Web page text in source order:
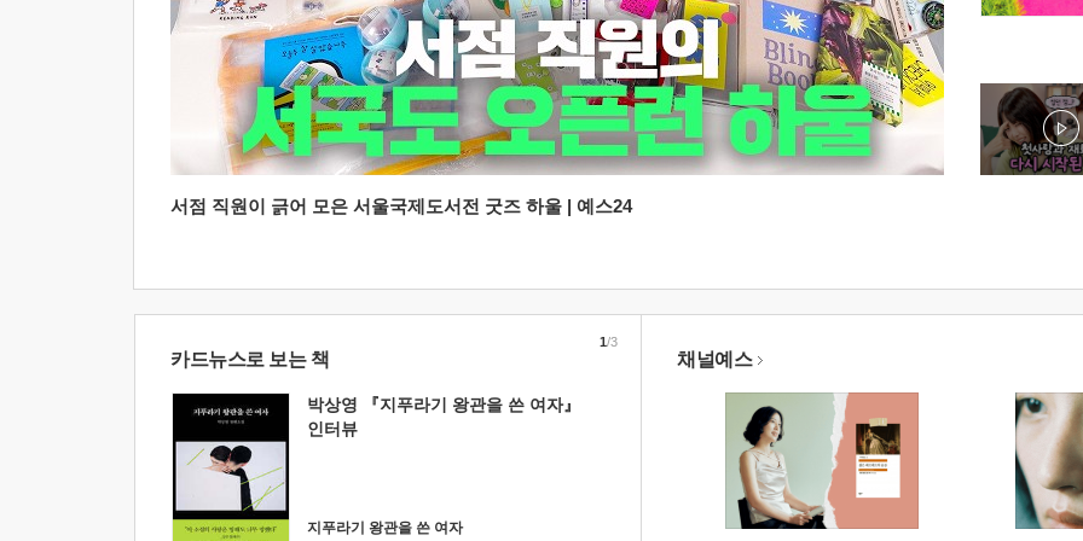
서점 직원이 긁어 모은 서울국제도서전 굿즈 하울 | 예스24
카드뉴스로 보는 책
박상영 『지푸라기 왕관을 쓴 여자』
인터뷰
지푸라기 왕관을 쓴 여자
1/3
채널예스